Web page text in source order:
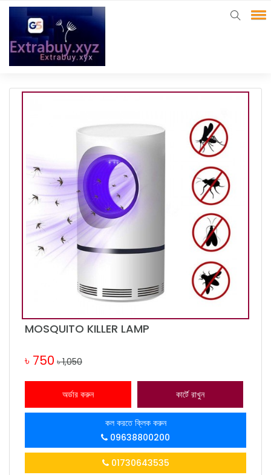
MOSQUITO KILLER LAMP
৳ 750 ৳ 1,050
অর্ডার করুন কার্টে রাখুন
কল করতে ক্লিক করুন
09638800200
01730643535